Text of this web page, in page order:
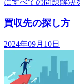
買収先の探し方
2024年09月10日